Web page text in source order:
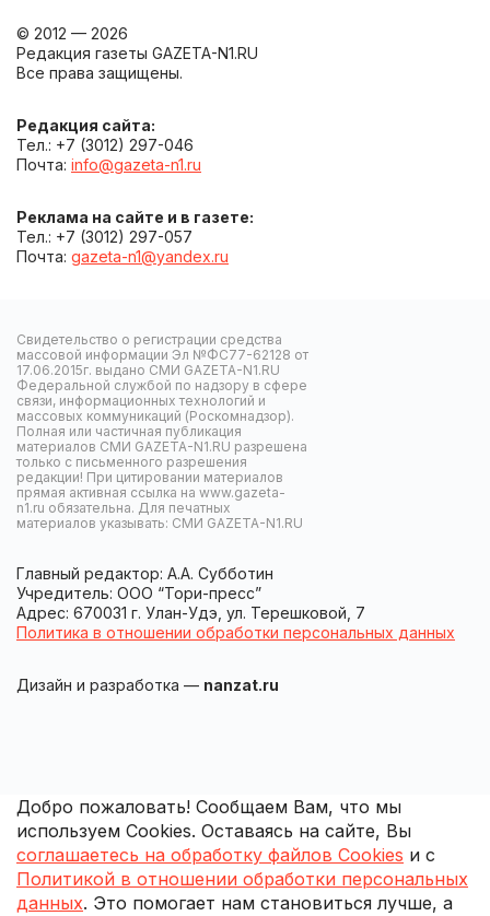
© 2012 — 2026
Редакция газеты GAZETA-N1.RU
Все права защищены.
Редакция сайта:
Тел.: +7 (3012) 297-046
Почта: info@gazeta-n1.ru
Реклама на сайте и в газете:
Тел.: +7 (3012) 297-057
Почта: gazeta-n1@yandex.ru
Свидетельство о регистрации средства
массовой информации Эл №ФС77-62128 от
17.06.2015г. выдано СМИ GAZETA-N1.RU
Федеральной службой по надзору в сфере
связи, информационных технологий и
массовых коммуникаций (Роскомнадзор).
Полная или частичная публикация
материалов СМИ GAZETA-N1.RU разрешена
только с письменного разрешения
редакции! При цитировании материалов
прямая активная ссылка на www.gazeta-
n1.ru обязательна. Для печатных
материалов указывать: СМИ GAZETA-N1.RU
Главный редактор: А.А. Субботин
Учредитель: ООО “Тори-пресс”
Адрес: 670031 г. Улан-Удэ, ул. Терешковой, 7
Политика в отношении обработки персональных данных
Дизайн и разработка — nanzat.ru
Добро пожаловать! Сообщаем Вам, что мы
используем Cookies. Оставаясь на сайте, Вы
соглашаетесь на обработку файлов Cookies и с
Политикой в отношении обработки персональных
данных. Это помогает нам становиться лучше, а